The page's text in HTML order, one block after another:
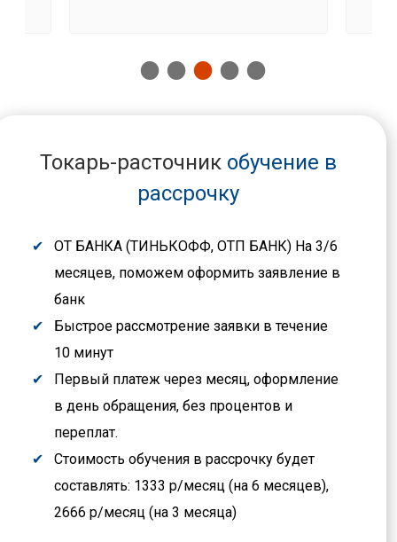
Токарь-расточникобучение в
рассрочку
ОТ БАНКА (ТИНЬКОФФ, ОТП БАНК) На 3/6
месяцев, поможем оформить заявление в
банк
Быстрое рассмотрение заявки в течение
10 минут
Первый платеж через месяц, оформление
в день обращения, без процентов и
переплат.
Стоимость обучения в рассрочку будет
составлять: 1333 р/месяц (на 6 месяцев),
2666 р/месяц (на 3 месяца)